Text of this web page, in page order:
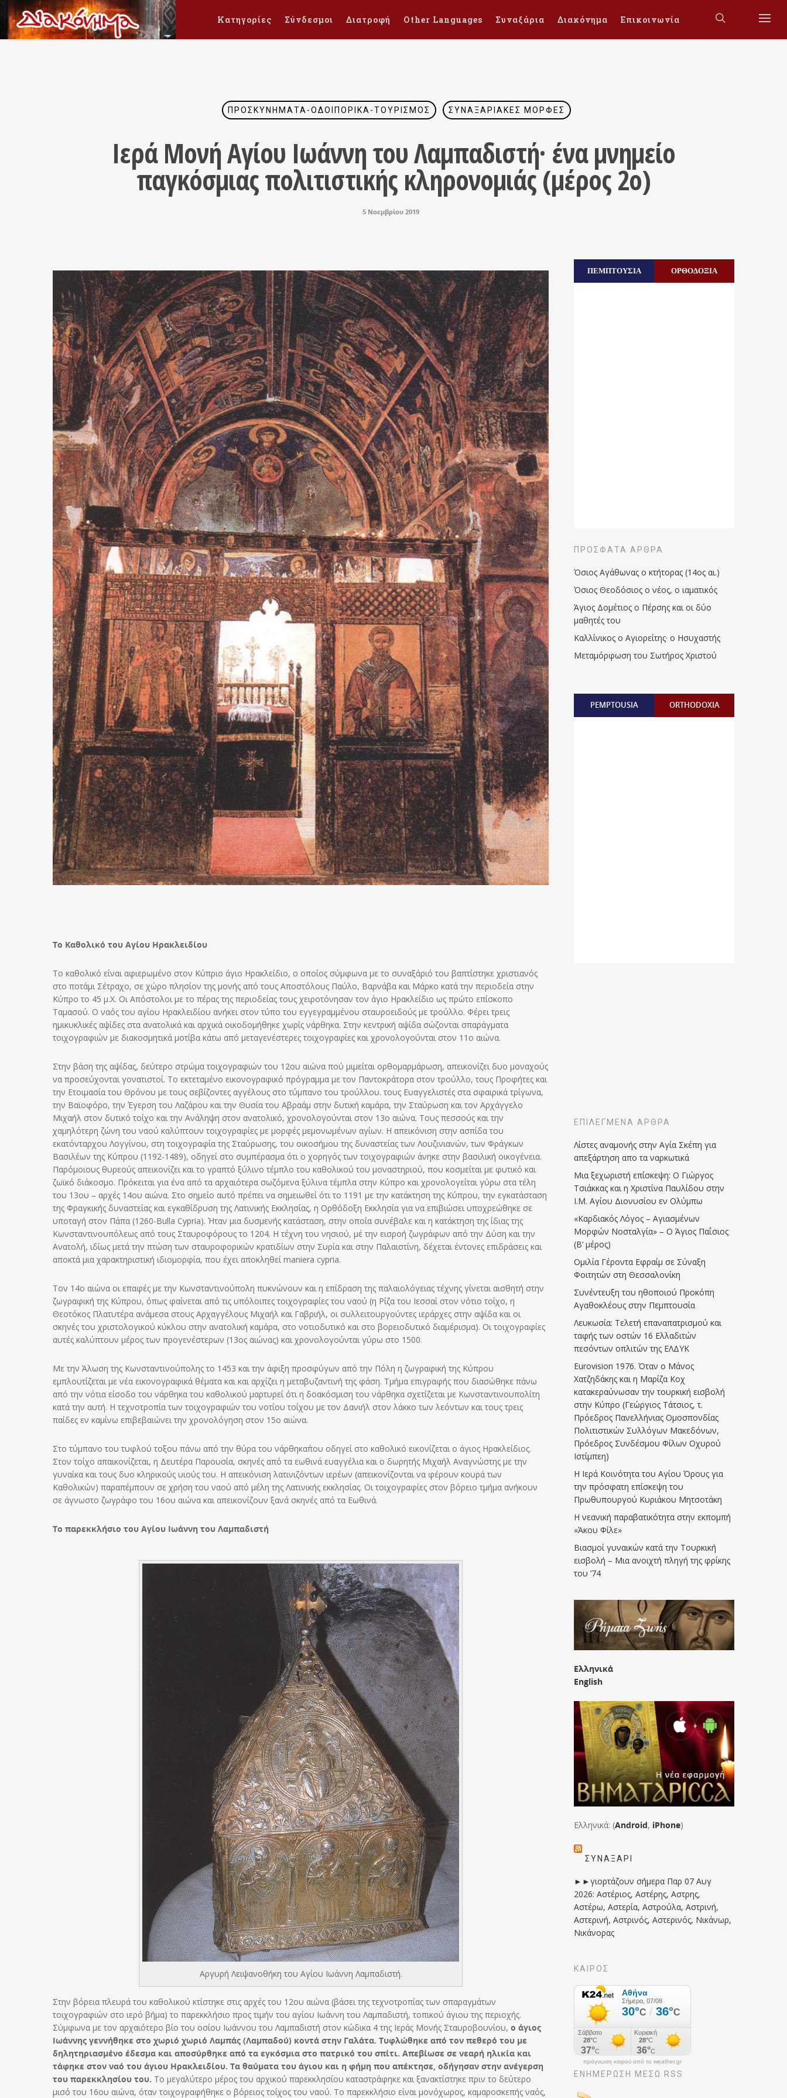
Κατηγορίες Σύνδεσμοι Διατροφή Other Languages Συναξάρια Διακόνημα Επικοινωνία
ΠΡΟΣΚΥΝΉΜΑΤΑ-ΟΔΟΙΠΟΡΙΚΆ-ΤΟΥΡΙΣΜΌΣ ΣΥΝΑΞΑΡΙΑΚΈΣ ΜΟΡΦΈΣ
Ιερά Μονή Αγίου Ιωάννη του Λαμπαδιστή· ένα μνημείο
παγκόσμιας πολιτιστικής κληρονομιάς (μέρος 2ο)
5 Νοεμβρίου 2019
Το Καθολικό του Αγίου Ηρακλειδίου
Το καθολικό είναι αφιερωμένο στον Κύπριο άγιο Ηρακλείδιο, ο οποίος σύμφωνα με το συναξάριό του βαπτίστηκε χριστιανός
στο ποτάμι Σέτραχο, σε χώρο πλησίον της μονής από τους Αποστόλους Παύλο, Βαρνάβα και Μάρκο κατά την περιοδεία στην
Κύπρο το 45 μ.Χ. Οι Απόστολοι με το πέρας της περιοδείας τους χειροτόνησαν τον άγιο Ηρακλείδιο ως πρώτο επίσκοπο
Ταμασού. Ο ναός του αγίου Ηρακλειδίου ανήκει στον τύπο του εγγεγραμμένου σταυροειδούς με τρούλλο. Φέρει τρεις
ημικυκλικές αψίδες στα ανατολικά και αρχικά οικοδομήθηκε χωρίς νάρθηκα. Στην κεντρική αψίδα σώζονται σπαράγματα
τοιχογραφιών με διακοσμητικά μοτίβα κάτω από μεταγενέστερες τοιχογραφίες και χρονολογούνται στον 11ο αιώνα.
Στην βάση της αψίδας, δεύτερο στρώμα τοιχογραφιών του 12ου αιώνα πού μιμείται ορθομαρμάρωση, απεικονίζει δυο μοναχούς
να προσεύχονται γονατιστοί. Το εκτεταμένο εικονογραφικό πρόγραμμα με τον Παντοκράτορα στον τρούλλο, τους Προφήτες και
την Ετοιμασία του Θρόνου με τους σεβίζοντες αγγέλους στο τύμπανο του τρούλλου. τους Ευαγγελιστές στα σφαιρικά τρίγωνα,
την Βαϊοφόρο, την Έγερση του Λαζάρου και την Θυσία του Αβραάμ στην δυτική καμάρα, την Σταύρωση και τον Αρχάγγελο
Μιχαήλ στον δυτικό τοίχο και την Ανάληψη στον ανατολικό, χρονολογούνται στον 13ο αιώνα. Τους πεσσούς και την
χαμηλότερη ζώνη του ναού καλύπτουν τοιχογραφίες με μορφές μεμονωμένων αγίων. Η απεικόνιση στην ασπίδα του
εκατόνταρχου Λογγίνου, στη τοιχογραφία της Σταύρωσης, του οικοσήμου της δυναστείας των Λουζινιανών, των Φράγκων
Βασιλέων της Κύπρου (1192-1489), οδηγεί στο συμπέρασμα ότι ο χορηγός των τοιχογραφιών άνηκε στην βασιλική οικογένεια.
Παρόμοιους θυρεούς απεικονίζει και το γραπτό ξύλινο τέμπλο του καθολικού του μοναστηριού, που κοσμείται με φυτικό και
ζωϊκό διάκοσμο. Πρόκειται για ένα από τα αρχαιότερα σωζόμενα ξύλινα τέμπλα στην Κύπρο και χρονολογείται γύρω στα τέλη
του 13ου – αρχές 14ου αιώνα. Στο σημείο αυτό πρέπει να σημειωθεί ότι το 1191 με την κατάκτηση της Κύπρου, την εγκατάσταση
της Φραγκικής δυναστείας και εγκαθίδρυση της Λατινικής Εκκλησίας, η Ορθόδοξη Εκκλησία για να επιβιώσει υποχρεώθηκε σε
υποταγή στον Πάπα (1260-Bulla Cypria). Ήταν μια δυσμενής κατάσταση, στην οποία συνέβαλε και η κατάκτηση της ίδιας της
Κωνσταντινουπόλεως από τους Σταυροφόρους το 1204. Η τέχνη του νησιού, μέ την εισροή ζωγράφων από την Δύση και την
Ανατολή, ιδίως μετά την πτώση των σταυροφορικών κρατιδίων στην Συρία και στην Παλαιστίνη, δέχεται έντονες επιδράσεις και
αποκτά μια χαρακτηριστική ιδιομορφία, που έχει αποκληθεί maniera cypria.
Τον 14ο αιώνα οι επαφές με την Κωνσταντινούπολη πυκνώνουν και η επίδραση της παλαιολόγειας τέχνης γίνεται αισθητή στην
ζωγραφική της Κύπρου, όπως φαίνεται από τις υπόλοιπες τοιχογραφίες του ναού (η Ρίζα του Ιεσσαί στον νότιο τοίχο, η
Θεοτόκος Πλατυτέρα ανάμεσα στους Αρχαγγέλους Μιχαήλ και Γαβριήλ, οι συλλειτουργούντες ιεράρχες στην αψίδα και οι
σκηνές του χριστολογικού κύκλου στην ανατολική καμάρα, στο νοτιοδυτικό και στο βορειοδυτικό διαμέρισμα). Οι τοιχογραφίες
αυτές καλύπτουν μέρος των προγενέστερων (13ος αιώνας) και χρονολογούνται γύρω στο 1500.
Με την Άλωση της Κωνσταντινούπολης το 1453 και την άφιξη προσφύγων από την Πόλη η ζωγραφική της Κύπρου
εμπλουτίζεται με νέα εικονογραφικά θέματα και και αρχίζει η μεταβυζαντινή της φάση. Τμήμα επιγραφής που διασώθηκε πάνω
από την νότια είσοδο του νάρθηκα του καθολικού μαρτυρεί ότι η δοακόσμιση του νάρθηκα σχετίζεται με Κωνσταντινουπολίτη
κατά την αυτή. Η τεχνοτροπία των τοιχογραφιών του νοτίου τοίχου με τον Δανιήλ στον λάκκο των λεόντων και τους τρεις
παίδες εν καμίνω επιβεβαιώνει την χρονολόγηση στον 15ο αιώνα.
Στο τύμπανο του τυφλού τοξου πάνω από την θύρα του νάρθηκα΄που οδηγεί στο καθολικό εικονίζεται ο άγιος Ηρακλείδιος.
Στον τοίχο απαικονίζεται, η Δευτέρα Παρουσία, σκηνές από τα εωθινά ευαγγέλια και ο δωρητής Μιχαήλ Αναγνώστης με την
γυναίκα και τους δυο κληρικούς υιούς του. Η απεικόνιση λατινιζόντων ιερέων (απεικονίζονται να φέρουν κουρά των
Καθολικών) παραπέμπουν σε χρήση του ναού από μέλη της Λατινικής εκκλησίας. Οι τοιχογραφίες στον βόρειο τμήμα ανήκουν
σε άγνωστο ζωγράφο του 16ου αιώνα και απεικονίζουν ξανά σκηνές από τα Εωθινά.
Το παρεκκλήσιο του Αγίου Ιωάννη του Λαμπαδιστή
Αργυρή Λειψανοθήκη του Αγίου Ιωάννη Λαμπαδιστή.
Στην βόρεια πλευρά του καθολικού κτίστηκε στις αρχές του 12ου αιώνα (βάσει της τεχνοτροπίας των σπαραγμάτων
τοιχογραφιών στο ιερό βήμα) το παρεκκλήσιο προς τιμήν του αγίου Ιωάννη του Λαμπαδιστή, τοπικού άγιου της περιοχής.
Σύμφωνα με τον αρχαιότερο βίο του οσίου Ιωάννου του Λαμπαδιστή στον κώδικα 4 της Ιεράς Μονής Σταυροβουνίου, ο άγιος
Ιωάννης γεννήθηκε στο χωριό χωριό Λαμπάς (Λαμπαδού) κοντά στην Γαλάτα. Τυφλώθηκε από τον πεθερό του με
δηλητηριασμένο έδεσμα και αποσύρθηκε από τα εγκόσμια στο πατρικό του σπίτι. Απεβίωσε σε νεαρή ηλικία και
τάφηκε στον ναό του άγιου Ηρακλειδίου. Τα θαύματα του άγιου και η φήμη που απέκτησε, οδήγησαν στην ανέγερση
του παρεκκλησίου του. Το μεγαλύτερο μέρος του αρχικού παρεκκλησίου καταστράφηκε και ξανακτίστηκε πριν το δεύτερο
μισό του 16ου αιώνα, όταν τοιχογραφήθηκε ο βόρειος τοίχος του ναού. Το παρεκκλήσιο είναι μονόχωρος, καμαροσκεπής ναός,
ΠΕΜΠΤΟΥΣΙΑ ΟΡΘΟΔΟΞΙΑ
ΠΡΌΣΦΑΤΑ ΆΡΘΡΑ
Όσιος Αγάθωνας ο κτήτορας (14ος αι.)
Όσιος Θεοδόσιος ο νέος, ο ιαματικός
Άγιος Δομέτιος ο Πέρσης και οι δύο
μαθητές του
Καλλίνικος ο Αγιορείτης · ο Ησυχαστής
Μεταμόρφωση του Σωτήρος Χριστού
PEMPTOUSIA ORTHODOXIA
ΕΠΙΛΕΓΜΈΝΑ ΆΡΘΡΑ
Λίστες αναμονής στην Αγία Σκέπη για
απεξάρτηση απο τα ναρκωτικά
Μια ξεχωριστή επίσκεψη: Ο Γιώργος
Τσιάκκας και η Χριστίνα Παυλίδου στην
Ι.Μ. Αγίου Διονυσίου εν Ολύμπω
«Καρδιακός Λόγος – Αγιασμένων
Μορφών Νοσταλγία» – Ο Άγιος Παΐσιος
(Β’ μέρος)
Ομιλία Γέροντα Εφραίμ σε Σύναξη
Φοιτητών στη Θεσσαλονίκη
Συνέντευξη του ηθοποιού Προκόπη
Αγαθοκλέους στην Πεμπτουσία
Λευκωσία: Τελετή επαναπατρισμού και
ταφής των οστών 16 Ελλαδιτών
πεσόντων οπλιτών της ΕΛΔΥΚ
Eurovision 1976. Όταν ο Μάνος
Χατζηδάκης και η Μαρίζα Κοχ
κατακεραύνωσαν την τουρκική εισβολή
στην Κύπρο (Γεώργιος Τάτσιος, τ.
Πρόεδρος Πανελλήνιας Ομοσπονδίας
Πολιτιστικών Συλλόγων Μακεδόνων,
Πρόεδρος Συνδέσμου Φίλων Οχυρού
Ιστίμπεη)
Η Ιερά Κοινότητα του Αγίου Όρους για
την πρόσφατη επίσκεψη του
Πρωθυπουργού Κυριάκου Μητσοτάκη
Η νεανική παραβατικότητα στην εκπομπή
«Άκου Φίλε»
Βιασμοί γυναικών κατά την Τουρκική
εισβολή – Μια ανοιχτή πληγή της φρίκης
του ’74
Ελληνικά
English
Ελληνικά: (Android, iPhone)
ΣΥΝΑΞΆΡΙ
►►γιορτάζουν σήμερα Παρ 07 Αυγ
2026: Αστέριος, Αστέρης, Αστρης,
Αστέρω, Αστερία, Αστρούλα, Αστρινή,
Αστερινή, Αστρινός, Αστερινός, Νικάνωρ,
Νικάνορας
ΚΑΙΡΟΣ
πρόγνωση καιρού από το weather.gr
ΕΝΗΜΈΡΩΣΉ ΜΕΣΩ RSS